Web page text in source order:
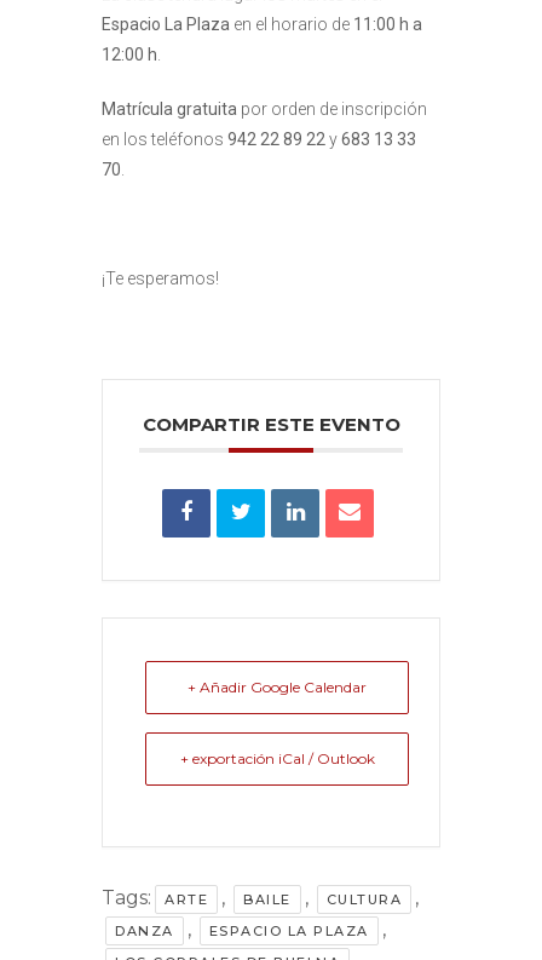
Espacio La Plaza en el horario de 11:00 h a
12:00 h.
Matrícula gratuita por orden de inscripción
en los teléfonos 942 22 89 22y683 13 33
70.
¡Te esperamos!
COMPARTIR ESTE EVENTO
+ Añadir Google Calendar
+ exportación iCal / Outlook
Tags: ARTE , BAILE , CULTURA ,
DANZA , ESPACIO LA PLAZA ,